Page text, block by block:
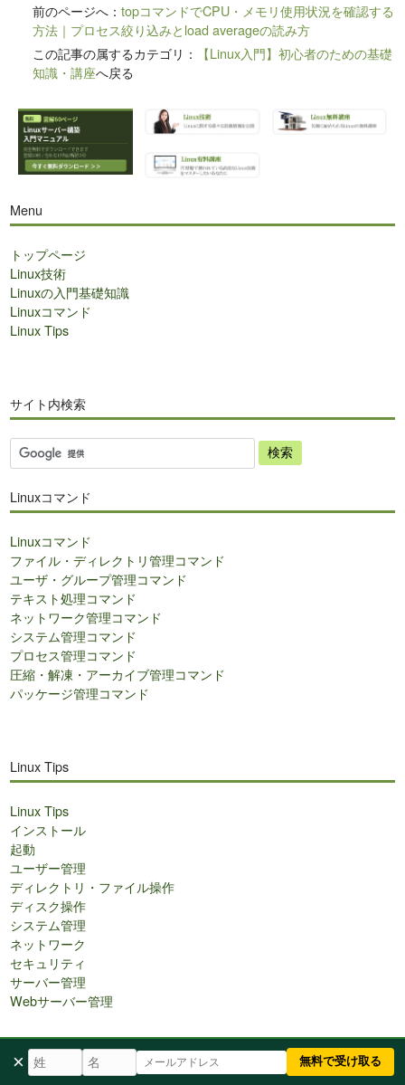
× 無料で受け取る
前のページへ：topコマンドでCPU・メモリ使用状況を確認する
方法｜プロセス絞り込みとload averageの読み方
この記事の属するカテゴリ：
【Linux入門】初心者のための基礎
知識・講座へ戻る
Menu
トップページ
Linux技術
Linuxの入門基礎知識
Linuxコマンド
Linux Tips
サイト内検索
サ
イ
内
索
Linuxコマンド
Linuxコマンド
ファイル・ディレクトリ管理コマンド
ユーザ・グループ管理コマンド
テキスト処理コマンド
ネットワーク管理コマンド
システム管理コマンド
プロセス管理コマンド
圧縮・解凍・アーカイブ管理コマンド
パッケージ管理コマンド
Linux Tips
Linux Tips
インストール
起動
ユーザー管理
ディレクトリ・ファイル操作
ディスク操作
システム管理
ネットワーク
セキュリティ
サーバー管理
Webサーバー管理
Linuxブログ